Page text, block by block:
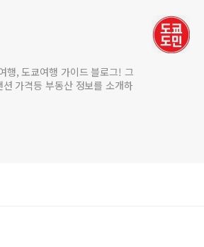
행, 도쿄여행 가이드 블로그! 그
가격등 부동산 정보를 소개하